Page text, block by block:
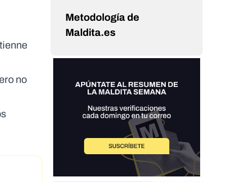
no
Metodología de
Maldita.es